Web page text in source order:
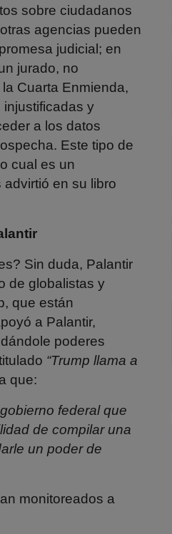
sobre ciudadanos
agencias pueden
judicial; en
jurado, no
Cuarta Enmienda,
y
a los datos
Este tipo de
cual es un
en su libro
Sin duda, Palantir
de globalistas y
que están
a Palantir,
poderes
“Trump llama a
que:
federal que
de compilar una
un poder de
monitoreados a